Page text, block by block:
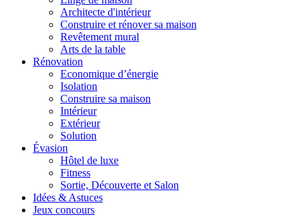
Architecte d'intérieur
Construire et rénover sa maison
Revêtement mural
Arts de la table
Rénovation
Economique d’énergie
Isolation
Construire sa maison
Intérieur
Extérieur
Solution
Évasion
Hôtel de luxe
Fitness
Sortie, Découverte et Salon
Idées & Astuces
Jeux concours